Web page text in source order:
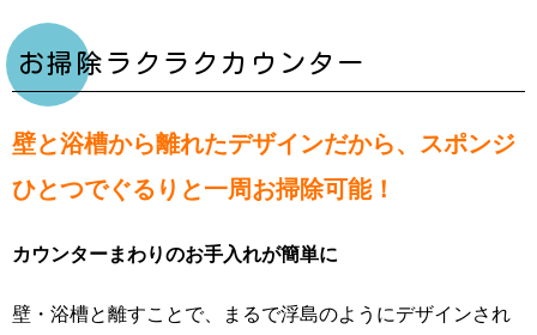
お掃除ラクラクカウンター
壁と浴槽から離れたデザインだから、スポンジ
ひとつでぐるりと一周お掃除可能！
カウンターまわりのお手入れが簡単に
壁・浴槽と離すことで、まるで浮島のようにデザインされ